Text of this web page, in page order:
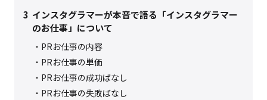
3 インスタグラマーが本音で語る「インスタグラマー
のお仕事」について
PRお仕事の内容
PRお仕事の単価
PRお仕事の成功ばなし
PRお仕事の失敗ばなし